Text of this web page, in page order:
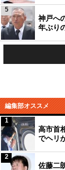
神戸へ
年ぶり
5
編集部オススメ
高市首
でヘリ
1
佐藤二
2